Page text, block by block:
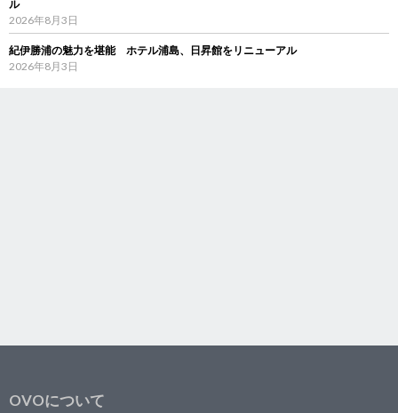
ル
2026年8月3日
紀伊勝浦の魅力を堪能 ホテル浦島、日昇館をリニューアル
2026年8月3日
OVOについて